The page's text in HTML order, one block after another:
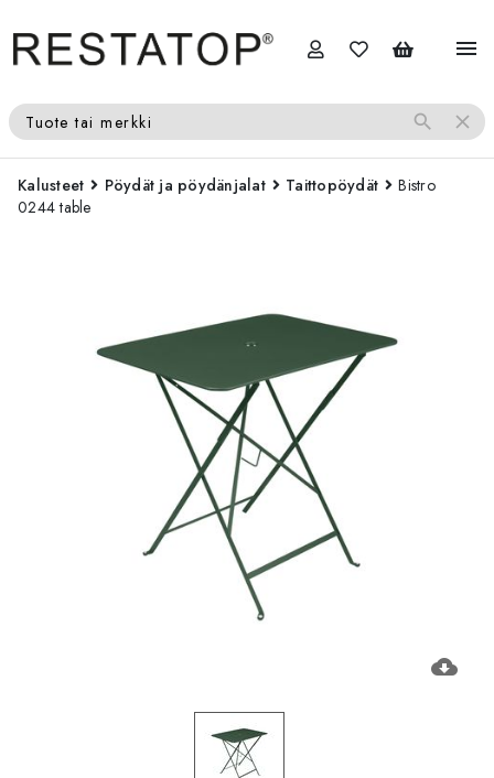
menu
Tuote tai merkki search close
Kalusteet Pöydät ja pöydänjalat Taittopöydät
Bistro
0244 table
cloud_download